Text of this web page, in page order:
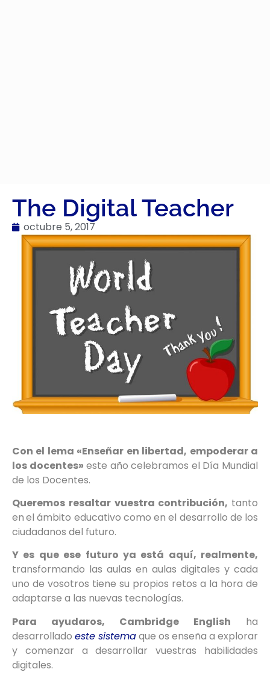
The Digital Teacher
octubre 5, 2017
Con el lema «Enseñar en libertad, empoderar a
los docentes» este año celebramos el Día Mundial
de los Docentes.
Queremos resaltar vuestra contribución, tanto
enel ámbito educativo como en el desarrollo de los
ciudadanos del futuro.
Y es que ese futuro ya está aquí, realmente,
transformando las aulas en aulas digitales y cada
uno de vosotros tiene su propios retos a la hora de
adaptarse a las nuevas tecnologías.
Para ayudaros, Cambridge English ha
desarrollado este sistemaque os enseña a explorar
y comenzar a desarrollar vuestras habilidades
digitales.